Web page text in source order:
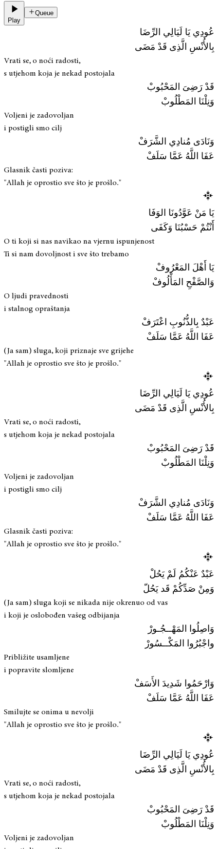
Play
Queue
عُودِي يَا لَيَالِي الرِّضَا
بِالأُنْسِ الَّذِى قَدْ مَضَى
Vrati se, o noći radosti,
s utjehom koja je nekad postojala
قَدْ رَضِىَ المَحْبُوبْ
وَنِلْنَا المَطْلُوبْ
Voljeni je zadovoljan
i postigli smo cilj
وَنَادَى مُنادِي الشَّرَفْ
عَفَا اللَّهُ عَمَّا سَلَفْ
Glasnik časti poziva:
"Allah je oprostio sve što je prošlo."
يَا مَنْ عَوَّدُونَا الوَفَا
أَنْتُمْ حَسْبُنَا وَكَفَى
O ti koji si nas navikao na vjernu ispunjenost
Ti si nam dovoljnost i sve što trebamo
يَا أَهْلَ المَعْرُوفْ
وَالصَّفْحِ المَأْلُوفْ
O ljudi pravednosti
i stalnog opraštanja
عَبْدٌ بِالذُّنُوبِ اعْتَرَفْ
عَفَا اللَّهُ عَمَّا سَلَفْ
(Ja sam) sluga, koji priznaje sve grijehe
"Allah je oprostio sve što je prošlo."
عُودِي يَا لَيَالِي الرِّضَا
بِالأُنْسِ الَّذِى قَدْ مَضَى
Vrati se, o noći radosti,
s utjehom koja je nekad postojala
قَدْ رَضِىَ المَحْبُوبْ
وَنِلْنَا المَطْلُوبْ
Voljeni je zadovoljan
i postigli smo cilj
وَنَادَى مُنادِي الشَّرَفْ
عَفَا اللَّهُ عَمَّا سَلَفْ
Glasnik časti poziva:
"Allah je oprostio sve što je prošlo."
عَبْدٌ عَنْكُمُ لَمْ يَحُلْ
وَمِنْ صَدِّكُمْ قَد يَحُلّ
(Ja sam) sluga koji se nikada nije okrenuo od vas
i koji je oslobođen vašeg odbijanja
وَاصِلُوا المَهْــجُـورْ
واجْبُرُوا المَكْــسُورْ
Približite usamljene
i popravite slomljene
وَارْحَمُوا شَدِيدَ الأَسَفْ
عَفَا اللَّهُ عَمَّا سَلَفْ
Smilujte se onima u nevolji
"Allah je oprostio sve što je prošlo."
عُودِي يَا لَيَالِي الرِّضَا
بِالأُنْسِ الَّذِى قَدْ مَضَى
Vrati se, o noći radosti,
s utjehom koja je nekad postojala
قَدْ رَضِىَ المَحْبُوبْ
وَنِلْنَا المَطْلُوبْ
Voljeni je zadovoljan